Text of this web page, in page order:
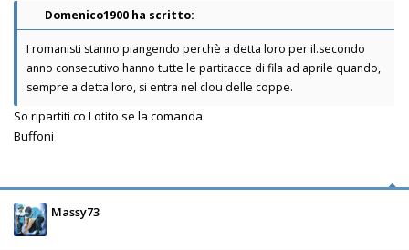
Domenico1900 ha scritto:
I romanisti stanno piangendo perchè a detta loro per il.secondo
anno consecutivo hanno tutte le partitacce di fila ad aprile quando,
sempre a detta loro, si entra nel clou delle coppe.
So ripartiti co Lotito se la comanda.
Buffoni
Massy73